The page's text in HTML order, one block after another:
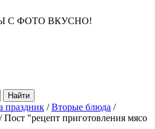
С ФОТО ВКУСНО!
праздник /Вторые блюда /
/ Пост "рецепт приготовления мясо